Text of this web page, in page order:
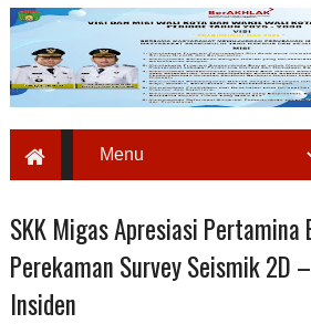
SKK Migas Apresiasi Pertamina
Perekaman Survey Seismik 2D
Insiden